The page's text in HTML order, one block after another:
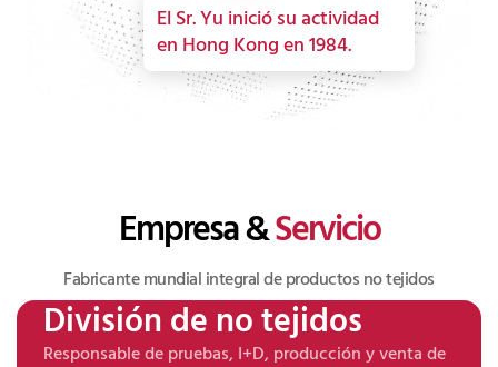
El Sr. Yu inició su actividad
en Hong Kong en 1984.
Empresa &Servicio
Fabricante mundial integral de productos no tejidos
División de no tejidos
Responsable de pruebas, I+D, producción y venta de